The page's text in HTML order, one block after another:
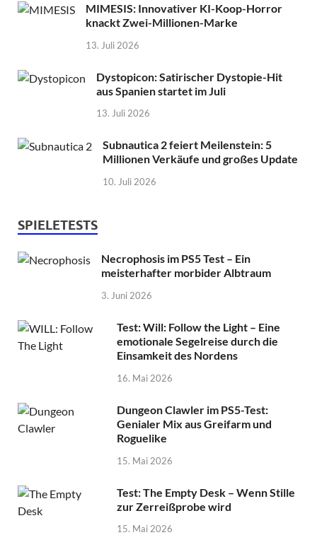
MIMESIS: Innovativer KI-Koop-Horror
knackt Zwei-Millionen-Marke
13. Juli 2026
Dystopicon: Satirischer Dystopie-Hit
aus Spanien startet im Juli
13. Juli 2026
Subnautica 2 feiert Meilenstein: 5
Millionen Verkäufe und großes Update
10. Juli 2026
SPIELETESTS
Necrophosis im PS5 Test – Ein
meisterhafter morbider Albtraum
3. Juni 2026
Test: Will: Follow the Light – Eine
emotionale Segelreise durch die
Einsamkeit des Nordens
16. Mai 2026
Dungeon Clawler im PS5-Test:
Genialer Mix aus Greifarm und
Roguelike
15. Mai 2026
Test: The Empty Desk – Wenn Stille
zur Zerreißprobe wird
15. Mai 2026